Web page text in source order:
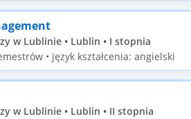
w Lublinie • Lublin • I stopnia
• język kształcenia: angielski
w Lublinie • Lublin • II stopnia